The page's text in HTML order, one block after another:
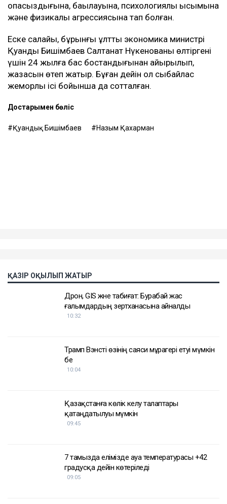
опасыздығына, бақылауына, психологиялық қысымына
және физикалық агрессиясына тап болған.
Еске салайық, бұрынғы ұлттық экономика министрі
Қуандық Бишімбаев Салтанат Нүкенованы өлтіргені
үшін 24 жылға бас бостандығынан айырылып,
жазасын өтеп жатыр. Бұған дейін ол сыбайлас
жемқорлық ісі бойынша да сотталған.
Достарыңмен бөліс
Қуандық Бишімбаев Назым Қахарман
ҚАЗІР ОҚЫЛЫП ЖАТЫР
Дрон, GIS және табиғат: Бурабай жас
ғалымдардың зертханасына айналды
10:32
Трамп Вэнсті өзінің саяси мұрагері етуі мүмкін
бе
10:04
Қазақстанға көлік әкелу талаптары
қатаңдатылуы мүмкін
09:45
7 тамызда елімізде ауа температурасы +42
градусқа дейін көтеріледі
09:05